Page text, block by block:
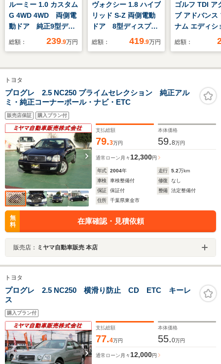
ルーミー 1.0 カスタム
G 4WD 4WD 両側電
動ドア 純正9型ディ
スプレイオーディオ
ト アダプティブクル
ーズ 禁煙車 コーナ
ーセンサー スマート
キー LEDヘッド 純
正14インチAW
総額： 239.9万円
ヴォクシー 1.8 ハイブ
リッド S-Z 両側電動
ドア 8型ディスプレ
イオーディオ バック
ーセンサー スマート
ETC2.0 純正17イン
チアルミ オートハイ
総額： 419.9万円
ゴルフ TDI ア
ブ アドバンス
ナム エディシ
ィーゼルター
サイドミラー
ACC リヤビュ
ラ ドライバ
ションシス
Bluetooth
Connect レ
総額：
トヨタ
プログレ 2.5 NC250 プライムセレクション 純正アル
ミ・純正コーナーポール・ナビ・ETC
販売店保証 購入プラン付
支払総額
79.3万円
本体価格
59.8万円
通常ローン 月々 12,300円
年式 2004年 走行 5.2万km
車検
車検整備付 修復
なし
保証
保証付 整備
法定整備付
住所
千葉県東金市
無
料
在庫確認・見積依頼
販売店： ミヤマ自動車販売 本店
トヨタ
プログレ 2.5 NC250 横滑り防止 CD ETC キーレ
ス
購入プラン付
支払総額
77.4万円
本体価格
55.0万円
通常ローン 月々 12,000円